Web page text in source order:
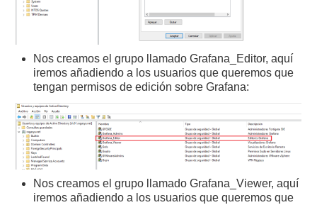
Nos creamos el grupo llamado Grafana_Editor, aquí
iremos añadiendo a los usuarios que queremos que
tengan permisos de edición sobre Grafana:
Nos creamos el grupo llamado Grafana_Viewer, aquí
iremos añadiendo a los usuarios que queremos que